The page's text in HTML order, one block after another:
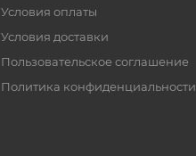
Условия оплаты
Условия доставки
Пользовательское соглашение
Политика конфиденциальности